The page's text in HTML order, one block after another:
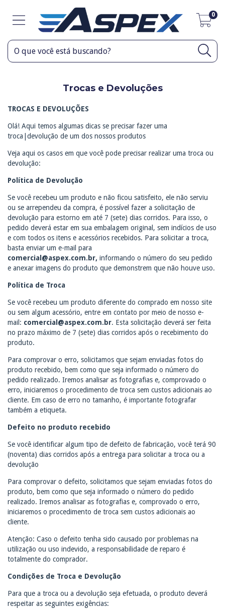
0
Trocas e Devoluções
TROCAS E DEVOLUÇÕES
Olá! Aqui temos algumas dicas se precisar fazer uma
troca|devolução de um dos nossos produtos
Veja aqui os casos em que você pode precisar realizar uma troca ou
devolução:
Política de Devolução
Se você recebeu um produto e não ficou satisfeito, ele não serviu
ou se arrependeu da compra, é possível fazer a solicitação de
devolução para estorno em até 7 (sete) dias corridos. Para isso, o
pedido deverá estar em sua embalagem original, sem indícios de uso
e com todos os itens e acessórios recebidos. Para solicitar a troca,
basta enviar um e-mail para
comercial@aspex.com.br, informando o número do seu pedido
e anexar imagens do produto que demonstrem que não houve uso.
Política de Troca
Se você recebeu um produto diferente do comprado em nosso site
ou sem algum acessório, entre em contato por meio de nosso e-
mail: comercial@aspex.com.br. Esta solicitação deverá ser feita
no prazo máximo de 7 (sete) dias corridos após o recebimento do
produto.
Para comprovar o erro, solicitamos que sejam enviadas fotos do
produto recebido, bem como que seja informado o número do
pedido realizado. Iremos analisar as fotografias e, comprovado o
erro, iniciaremos o procedimento de troca sem custos adicionais ao
cliente. Em caso de erro no tamanho, é importante fotografar
também a etiqueta.
Defeito no produto recebido
Se você identificar algum tipo de defeito de fabricação, você terá 90
(noventa) dias corridos após a entrega para solicitar a troca ou a
devolução
Para comprovar o defeito, solicitamos que sejam enviadas fotos do
produto, bem como que seja informado o número do pedido
realizado. Iremos analisar as fotografias e, comprovado o erro,
iniciaremos o procedimento de troca sem custos adicionais ao
cliente.
Atenção: Caso o defeito tenha sido causado por problemas na
utilização ou uso indevido, a responsabilidade de reparo é
totalmente do comprador.
Condições de Troca e Devolução
Para que a troca ou a devolução seja efetuada, o produto deverá
respeitar as seguintes exigências: